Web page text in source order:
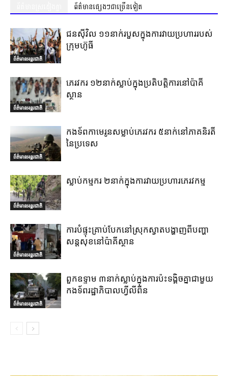
ព័ត៌មានផ្សេងៗជាច្រើនទៀត
ព័ត៌មានអន្តរជាតិ
ជនស៊ីវិល ១១នាក់របួសក្នុងការវាយប្រហាររបស់
ក្រុមហ៊ូធី
ព័ត៌មានអន្តរជាតិ
ភេរវករ ១២នាក់ស្លាប់ក្នុងប្រតិបត្តិការនៅប៉ាគី
ស្ថាន
ព័ត៌មានអន្តរជាតិ
កងទ័ពកាមេរូនសម្លាប់ភេរវករ ៥នាក់នៅភាគនិរតី
នៃប្រទេស
ព័ត៌មានអន្តរជាតិ
ស្លាប់កម្មករ ២នាក់ក្នុងការវាយប្រហារភេរវកម្ម
ព័ត៌មានអន្តរជាតិ
ការបំផ្ទុះគ្រាប់បែកនៅស្រុកស្វាតបង្ហាញពីបញ្ហា
សន្តសុខនៅប៉ាគីស្ថាន
ព័ត៌មានអន្តរជាតិ
ពួកឧទ្ទាម ៣នាក់ស្លាប់ក្នុងការប៉ះទង្គិចគ្នាជាមួយ
កងទ័ពរដ្ឋាភិបាលហ្វីលីពីន